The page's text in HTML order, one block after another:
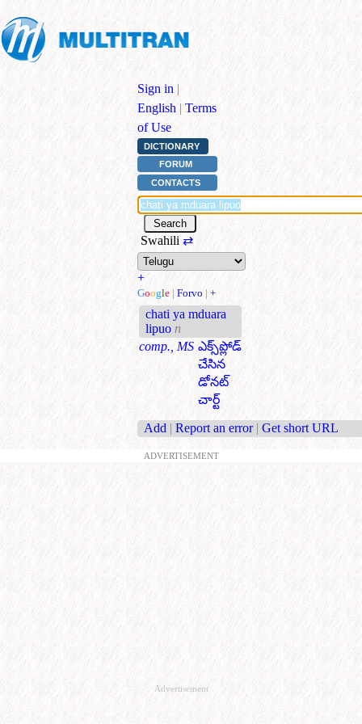
Sign in |
English | Terms
of Use
DICTIONARY
FORUM
CONTACTS
Swahili ⇄
+
Google | Forvo | +
chati ya mduara
lipuo n
comp., MS ఎక్స్‌ప్లోడ్
చేసిన
డోనట్
చార్ట్
Add | Report an error | Get short URL
ADVERTISEMENT
Advertisement